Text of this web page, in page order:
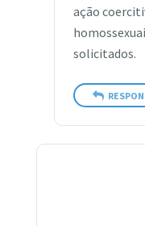
ação
solicitados.